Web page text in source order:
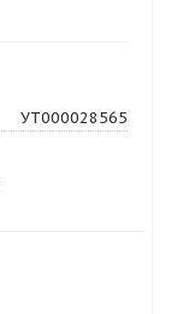
УТ000028565